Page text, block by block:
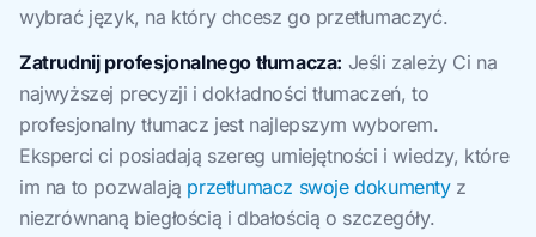
wybrać język, na który chcesz go przetłumaczyć.
Zatrudnij profesjonalnego tłumacza: Jeśli zależy Ci na
najwyższej precyzji i dokładności tłumaczeń, to
profesjonalny tłumacz jest najlepszym wyborem.
Eksperci ci posiadają szereg umiejętności i wiedzy, które
im na to pozwalają przetłumacz swoje dokumentyz
niezrównaną biegłością i dbałością o szczegóły.